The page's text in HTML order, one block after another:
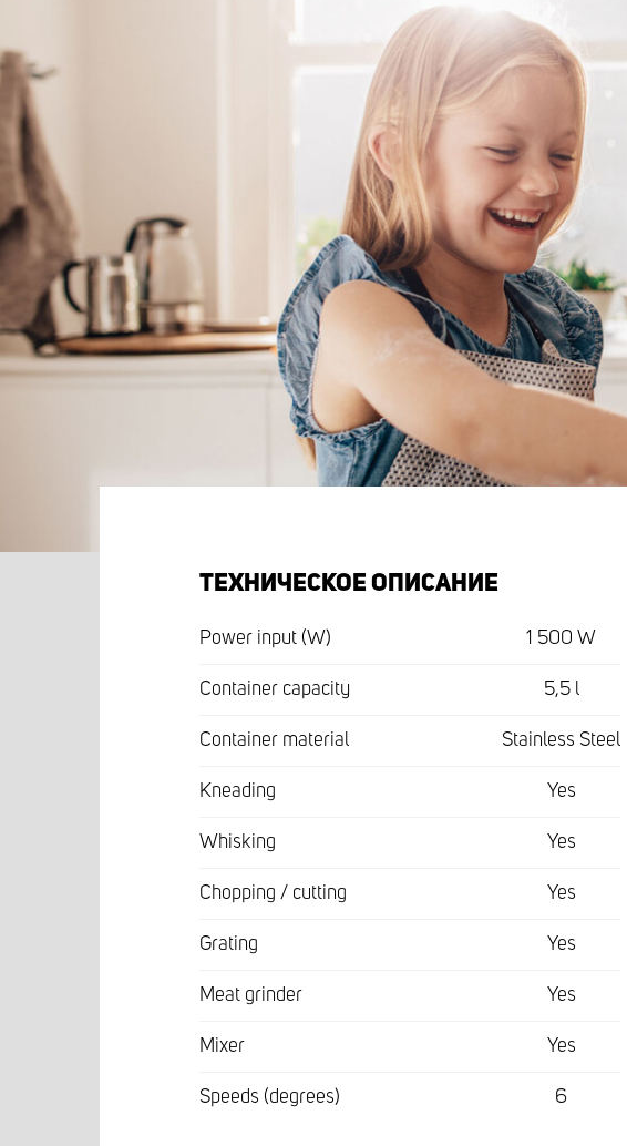
ТЕХНИЧЕСКОЕ ОПИСАНИЕ
Power input (W) 1 500 W
Container capacity 5,5 l
Container material Stainless Steel
Kneading Yes
Whisking Yes
Chopping / cutting Yes
Grating Yes
Meat grinder Yes
Mixer Yes
Speeds (degrees) 6